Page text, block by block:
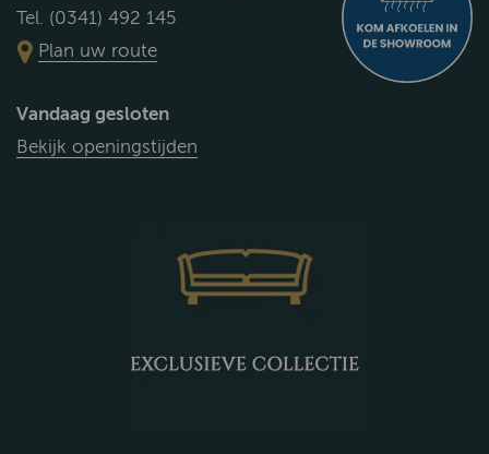
Tel. (0341) 492 145
Plan uw route
Vandaag gesloten
Bekijk openingstijden